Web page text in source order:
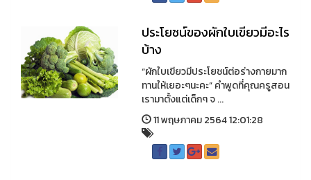
ประโยชน์ของผักใบเขียวมีอะไร
บ้าง
“ผักใบเขียวมีประโยชน์ต่อร่างกายมาก
ทานให้เยอะๆนะคะ” คำพูดที่คุณครูสอน
เรามาตั้งแต่เด็กๆ จ ...
11 พฤษภาคม 2564 12:01:28